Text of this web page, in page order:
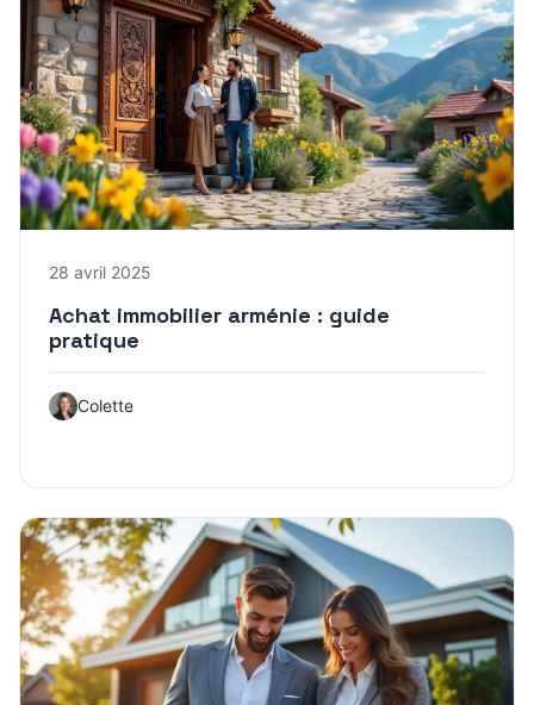
28 avril 2025
Achat immobilier arménie : guide
pratique
Colette